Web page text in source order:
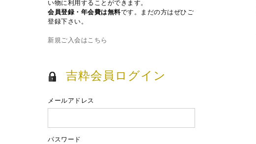
い物に利用することができます。
会員登録・年会費は無料です。まだの方はぜひご
登録下さい。
新規ご入会はこちら
吉粋会員ログイン
メールアドレス
パスワード